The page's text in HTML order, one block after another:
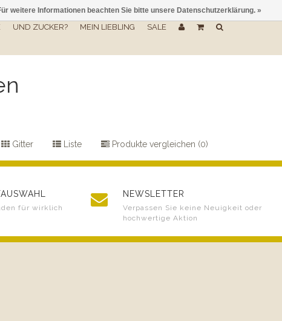
UND ZUCKER? MEIN LIEBLING SALE
Gitter Liste Produkte vergleichen (0)
für wirklich
NEWSLETTER
Verpassen Sie keine Neuigkeit oder
hochwertige Aktion
weitere Informationen beachten Sie bitte unsere Datenschutzerklärung. »